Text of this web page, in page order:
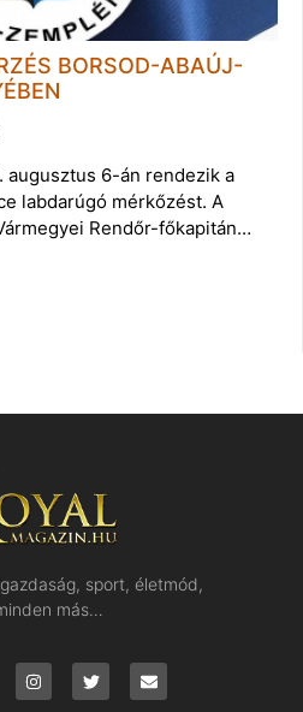
BORSOD-ABAÚJ-
augusztus 6-án rendezik a
labdarúgó mérkőzést. A
Rendőr-főkapitán…
sport, életmód,
más…